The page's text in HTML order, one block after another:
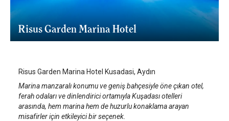
Risus Garden Marina Hotel
Risus Garden Marina Hotel Kusadasi, Aydın
Marina manzaralı konumu ve geniş bahçesiyle öne çıkan otel,
ferah odaları ve dinlendirici ortamıyla Kuşadası otelleri
arasında, hem marina hem de huzurlu konaklama arayan
misafirler için etkileyici bir seçenek.